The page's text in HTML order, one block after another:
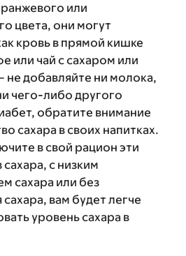
или
цвета, они могут
кровь в прямой кишке
или чай с сахаром или
не добавляйте ни молока,
чего-либо другого
обратите внимание
сахара в своих напитках.
в свой рацион эти
сахара, с низким
сахара или без
вам будет легче
уровень сахара в